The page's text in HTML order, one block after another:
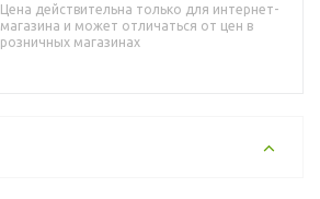
Цена действительна только для интернет-
магазина и может отличаться от цен в
розничных магазинах